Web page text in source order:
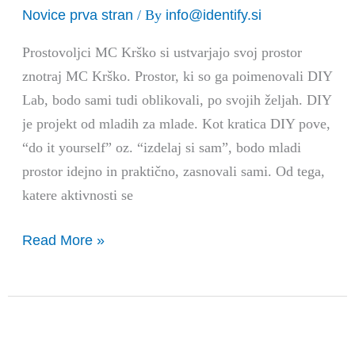
Novice prva stran / By info@identify.si
Prostovoljci MC Krško si ustvarjajo svoj prostor
znotraj MC Krško. Prostor, ki so ga poimenovali DIY
Lab, bodo sami tudi oblikovali, po svojih željah. DIY
je projekt od mladih za mlade. Kot kratica DIY pove,
“do it yourself” oz. “izdelaj si sam”, bodo mladi
prostor idejno in praktično, zasnovali sami. Od tega,
katere aktivnosti se
Read More »